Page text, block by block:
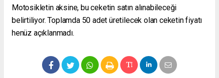
Motosikletin aksine, bu ceketin satın alınabileceği
belirtiliyor. Toplamda 50 adet üretilecek olan ceketin fiyatı
henüz açıklanmadı.